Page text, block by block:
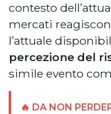
contesto
mercati
l’attuale
percezione del
simile evento
🔥 DA NON